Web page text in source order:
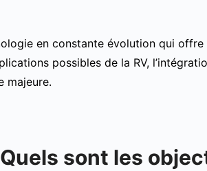
en constante évolution qui offre
possibles de la RV,
majeure.
sont les